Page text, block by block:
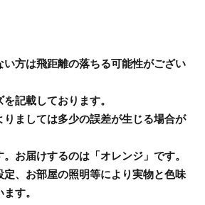
方は飛距離の落ちる可能性がござい
記載しております。
ましては多少の誤差が生じる場合が
お届けするのは「オレンジ」です。
、お部屋の照明等により実物と色味
す。